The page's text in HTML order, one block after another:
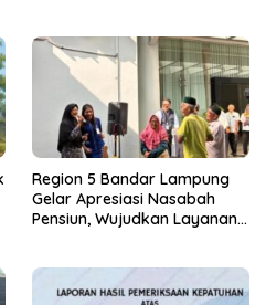
Region 5 Bandar Lampung
Gelar Apresiasi Nasabah
Pensiun, Wujudkan Layanan